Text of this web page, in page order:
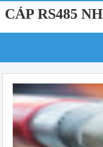
CÁP RS485